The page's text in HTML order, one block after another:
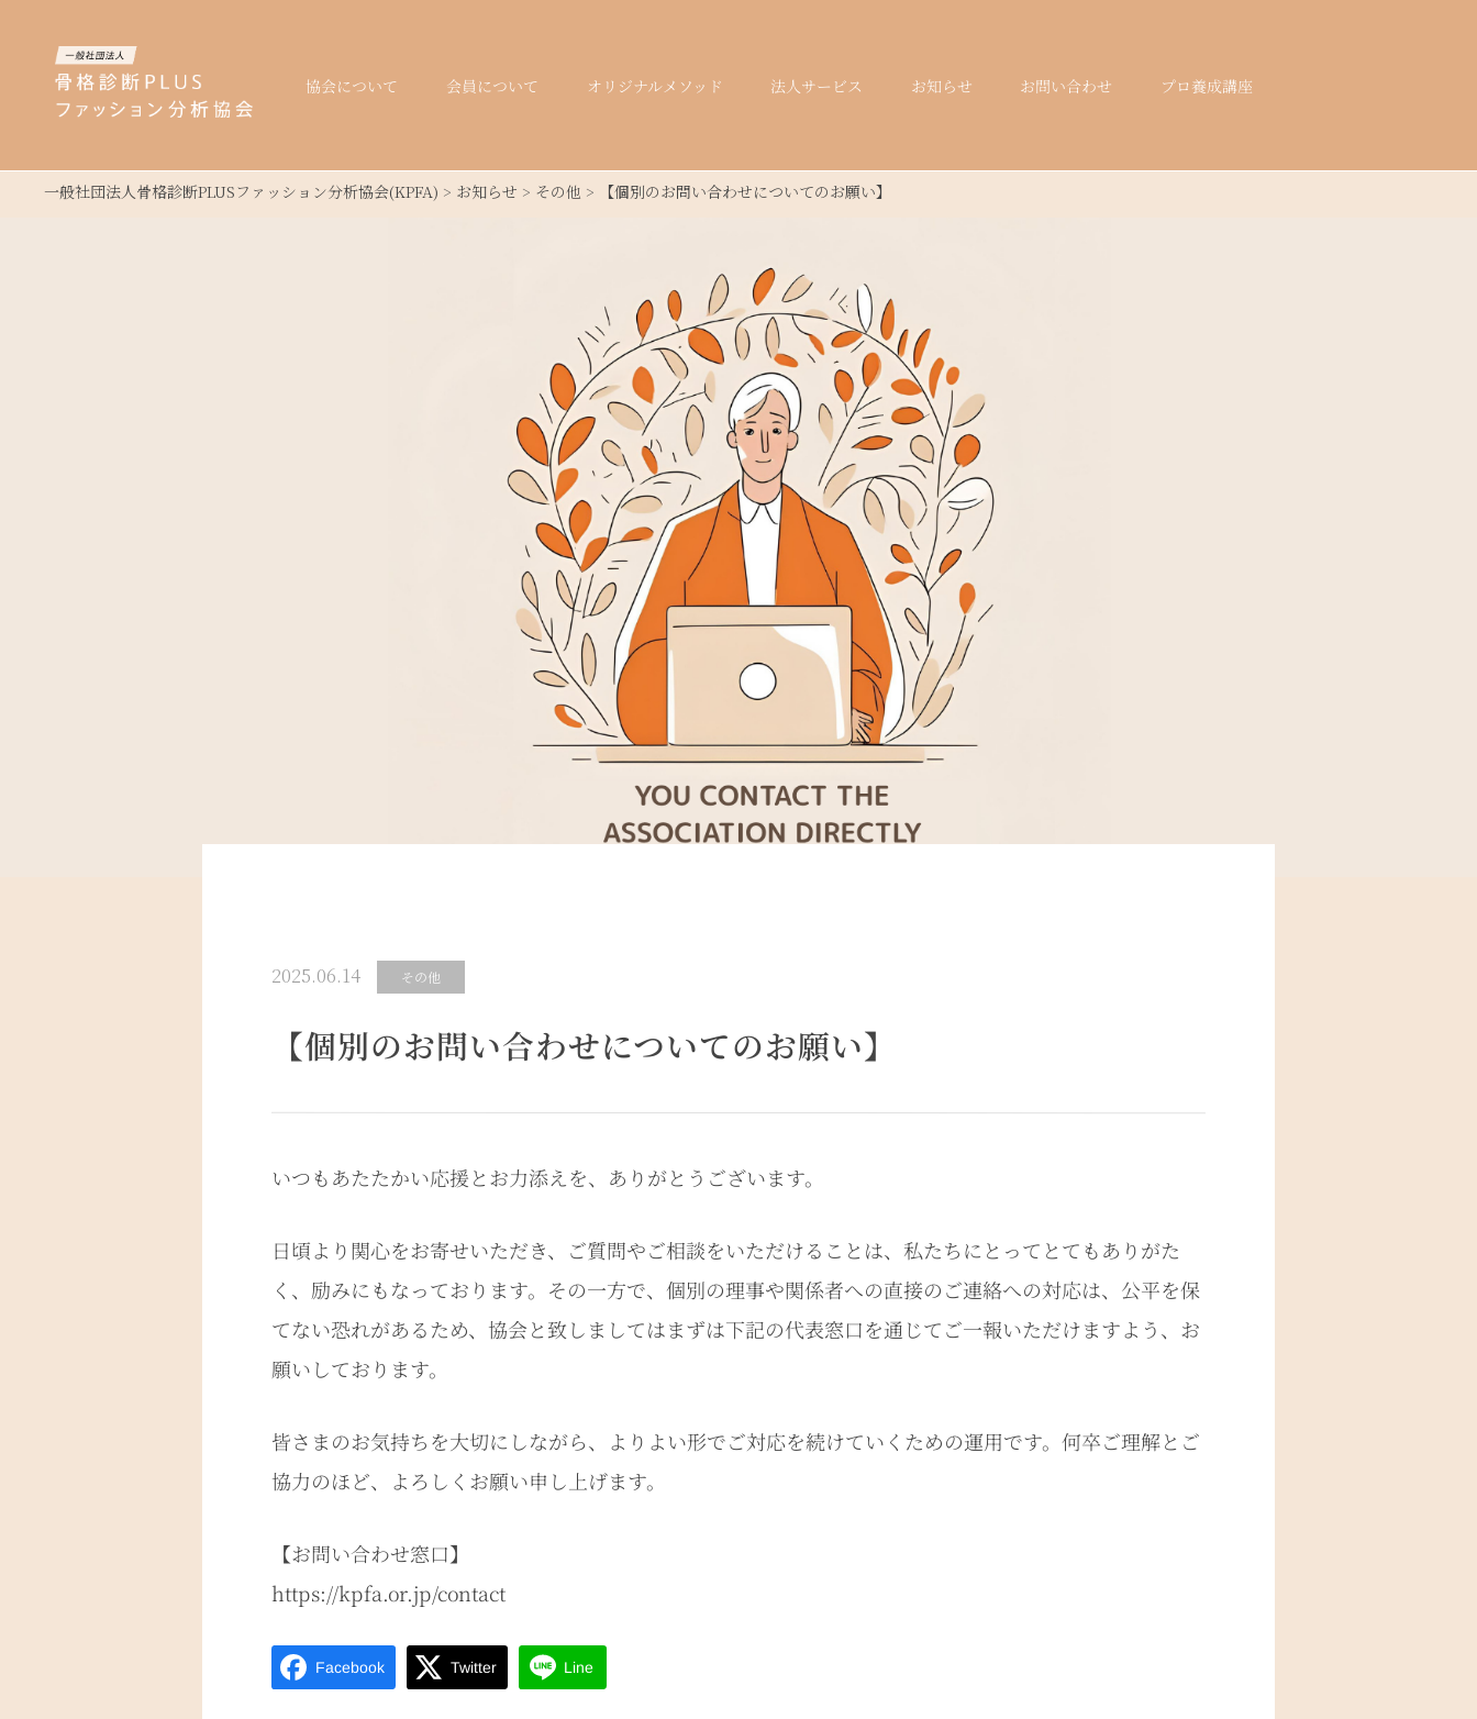
協会について 会員について オリジナルメソッド 法人サービス お知らせ お問い合わせ プロ養成講座
一般社団法人骨格診断PLUSファッション分析協会(KPFA) > お知らせ > その他 > 【個別のお問い合わせについてのお願い】
2025.06.14 その他
【個別のお問い合わせについてのお願い】
いつもあたたかい応援とお力添えを、ありがとうございます。
日頃より関心をお寄せいただき、ご質問やご相談をいただけることは、私たちにとってとてもありがた
く、励みにもなっております。その一方で、個別の理事や関係者への直接のご連絡への対応は、公平を保
てない恐れがあるため、協会と致しましてはまずは下記の代表窓口を通じてご一報いただけますよう、お
願いしております。
皆さまのお気持ちを大切にしながら、よりよい形でご対応を続けていくための運用です。何卒ご理解とご
協力のほど、よろしくお願い申し上げます。
【お問い合わせ窓口】
https://kpfa.or.jp/contact
Facebook Twitter Line